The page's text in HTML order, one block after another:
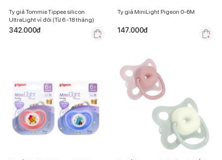
Ty giả Tommie Tippee silicon
UltraLight vỉ đôi (Từ 6 -18 tháng)
342.000đ
Ty giả MiniLight Pigeon 0-6M
147.000đ